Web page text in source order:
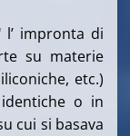
impronta di
su materie
etc.)
o in
cui si basava